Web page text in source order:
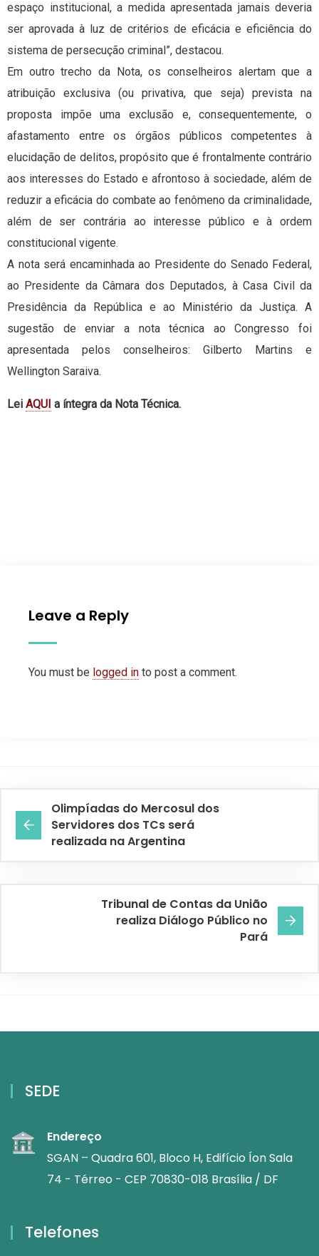
espaço institucional, a medida apresentada jamais deveria
ser aprovada à luz de critérios de eficácia e eficiência do
sistema de persecução criminal”, destacou.
Em outro trecho da Nota, os conselheiros alertam que a
atribuição exclusiva (ou privativa, que seja) prevista na
proposta impõe uma exclusão e, consequentemente, o
afastamento entre os órgãos públicos competentes à
elucidação de delitos, propósito que é frontalmente contrário
aos interesses do Estado e afrontoso à sociedade, além de
reduzir a eficácia do combate ao fenômeno da criminalidade,
além de ser contrária ao interesse público e à ordem
constitucional vigente.
A nota será encaminhada ao Presidente do Senado Federal,
ao Presidente da Câmara dos Deputados, à Casa Civil da
Presidência da República e ao Ministério da Justiça. A
sugestão de enviar a nota técnica ao Congresso foi
apresentada pelos conselheiros: Gilberto Martins e
Wellington Saraiva.
Lei AQUI a íntegra da Nota Técnica.
Leave a Reply
You must be logged in to post a comment.
Olimpíadas do Mercosul dos
Servidores dos TCs será
realizada na Argentina
Tribunal de Contas da União
realiza Diálogo Público no
Pará
SEDE
Endereço
SGAN – Quadra 601, Bloco H, Edifício Íon Sala
74 - Térreo - CEP 70830-018 Brasília / DF
Telefones